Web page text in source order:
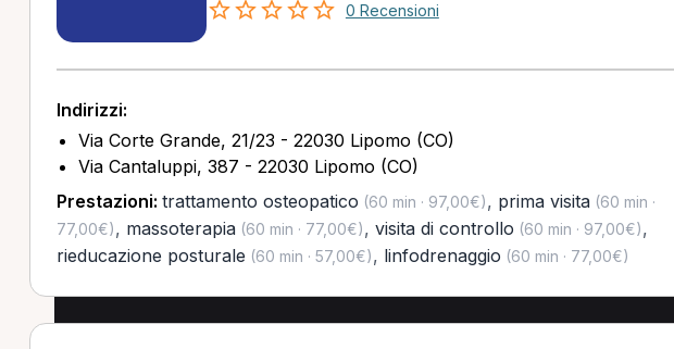
0 Recensioni
Indirizzi:
Via Corte Grande, 21/23 - 22030 Lipomo (CO)
Via Cantaluppi, 387 - 22030 Lipomo (CO)
Prestazioni: trattamento osteopatico (60 min · 97,00€), prima visita(60 min ·
77,00€), massoterapia(60 min · 77,00€), visita di controllo (60 min · 97,00€),
rieducazione posturale (60 min · 57,00€), linfodrenaggio (60 min · 77,00€)